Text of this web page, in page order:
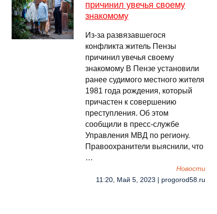
причинил увечья своему
знакомому
Из-за развязавшегося
конфликта житель Пензы
причинил увечья своему
знакомому В Пензе установили
ранее судимого местного жителя
1981 года рождения, который
причастен к совершению
преступления. Об этом
сообщили в пресс-службе
Управления МВД по региону.
Правоохранители выяснили, что
…
Новости
11:20, Май 5, 2023 | progorod58.ru